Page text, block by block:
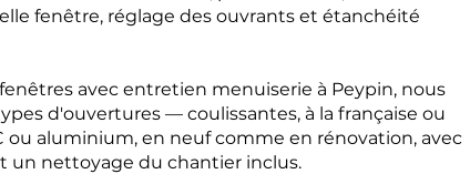
fenêtre, réglage des ouvrants et étanchéité
avec entretien menuiserie à Peypin, nous
d'ouvertures — coulissantes, à la française ou
ou aluminium, en neuf comme en rénovation, avec
un nettoyage du chantier inclus.